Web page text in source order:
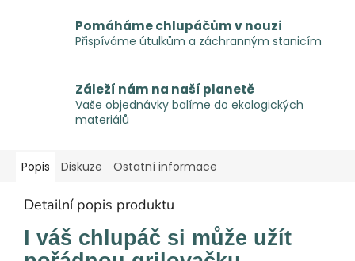
Pomáháme chlupáčům v nouzi
Přispíváme útulkům a záchranným stanicím
Záleží nám na naší planetě
Vaše objednávky balíme do ekologických
materiálů
Popis Diskuze Ostatní informace
Detailní popis produktu
I váš chlupáč si může užít